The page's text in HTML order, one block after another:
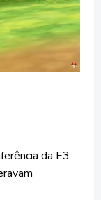
da E3